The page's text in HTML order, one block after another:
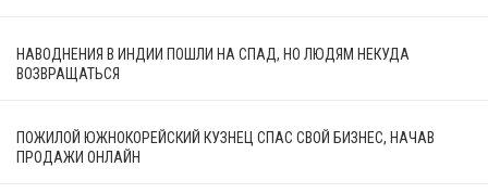
НАВОДНЕНИЯ В ИНДИИ ПОШЛИ НА СПАД, НО ЛЮДЯМ НЕКУДА
ВОЗВРАЩАТЬСЯ
ПОЖИЛОЙ ЮЖНОКОРЕЙСКИЙ КУЗНЕЦ СПАС СВОЙ БИЗНЕС, НАЧАВ
ПРОДАЖИ ОНЛАЙН